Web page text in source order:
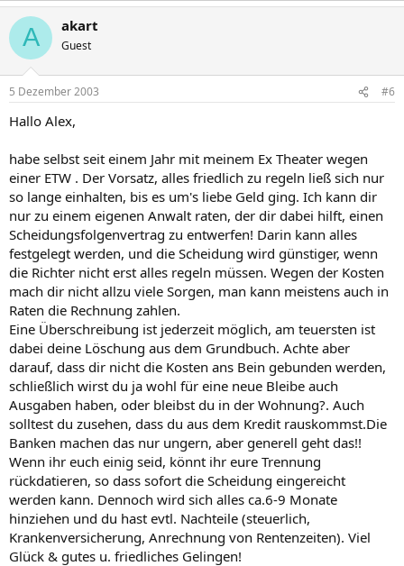
A akart
Guest
5 Dezember 2003 #6
Hallo Alex,
habe selbst seit einem Jahr mit meinem Ex Theater wegen
einer ETW . Der Vorsatz, alles friedlich zu regeln ließ sich nur
so lange einhalten, bis es um's liebe Geld ging. Ich kann dir
nur zu einem eigenen Anwalt raten, der dir dabei hilft, einen
Scheidungsfolgenvertrag zu entwerfen! Darin kann alles
festgelegt werden, und die Scheidung wird günstiger, wenn
die Richter nicht erst alles regeln müssen. Wegen der Kosten
mach dir nicht allzu viele Sorgen, man kann meistens auch in
Raten die Rechnung zahlen.
Eine Überschreibung ist jederzeit möglich, am teuersten ist
dabei deine Löschung aus dem Grundbuch. Achte aber
darauf, dass dir nicht die Kosten ans Bein gebunden werden,
schließlich wirst du ja wohl für eine neue Bleibe auch
Ausgaben haben, oder bleibst du in der Wohnung?. Auch
solltest du zusehen, dass du aus dem Kredit rauskommst.Die
Banken machen das nur ungern, aber generell geht das!!
Wenn ihr euch einig seid, könnt ihr eure Trennung
rückdatieren, so dass sofort die Scheidung eingereicht
werden kann. Dennoch wird sich alles ca.6-9 Monate
hinziehen und du hast evtl. Nachteile (steuerlich,
Krankenversicherung, Anrechnung von Rentenzeiten). Viel
Glück & gutes u. friedliches Gelingen!